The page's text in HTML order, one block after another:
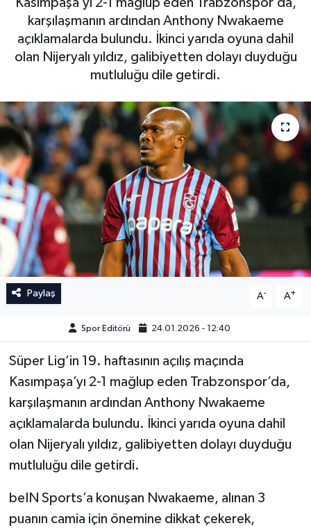
karşılaşmanın ardından Anthony Nwakaeme
açıklamalarda bulundu. İkinci yarıda oyuna dahil
olan Nijeryalı yıldız, galibiyetten dolayı duyduğu
mutluluğu dile getirdi.
Paylaş A- A+
Spor Editörü 24.01.2026 - 12:40
Süper Lig’in 19. haftasının açılış maçında
Kasımpaşa’yı 2-1 mağlup eden Trabzonspor’da,
karşılaşmanın ardından Anthony Nwakaeme
açıklamalarda bulundu. İkinci yarıda oyuna dahil
olan Nijeryalı yıldız, galibiyetten dolayı duyduğu
mutluluğu dile getirdi.
beIN Sports’a konuşan Nwakaeme, alınan 3
puanın camia için önemine dikkat çekerek,
İngiltere Premier Lig
Almanya Bundesliga
Serie A
İngiltere Premier Lig
La Liga
Serie A
Fransa Ligue 1
Eredevise
Portekiz Ligi
TFF 1.Lig
Türkiye Basketbol Ligi
Kadınlar Basketbol Ligi
Diğer Basketbol Ligleri
Formula 1
Hentbol